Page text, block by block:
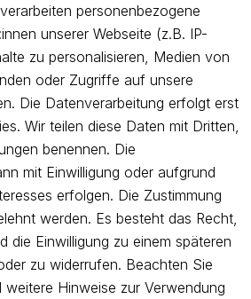
personenbezogene
unserer Webseite (z.B. IP-
zu personalisieren, Medien von
oder Zugriffe auf unsere
Die Datenverarbeitung erfolgt erst
Wir teilen diese Daten mit Dritten,
benennen. Die
mit Einwilligung oder aufgrund
erfolgen. Die Zustimmung
werden. Es besteht das Recht,
die Einwilligung zu einem späteren
zu widerrufen. Beachten Sie
weitere Hinweise zur Verwendung
Newsletter
bei deiner nächsten Bestellung und
von Angeboten.
abonnieren
dass ich die Datenschutzerklärung
gelesen
Einwilligung jederzeit widerrufen.